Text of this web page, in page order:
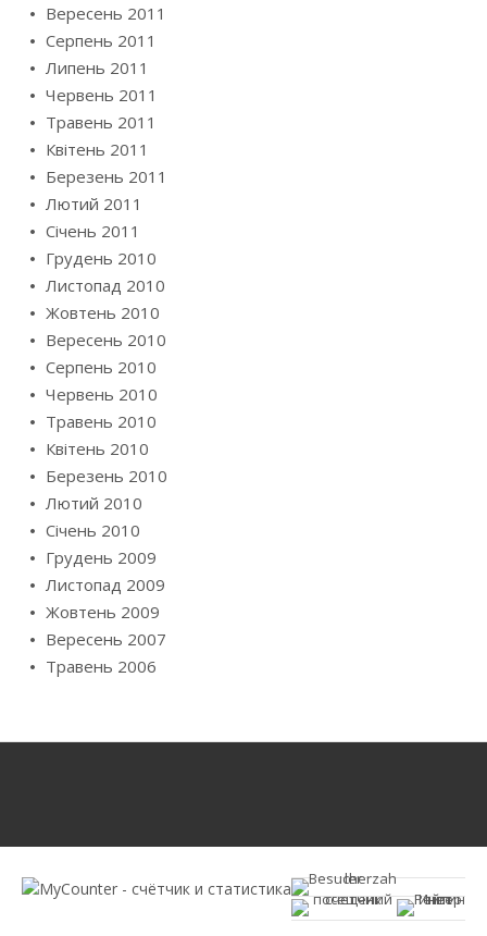
Вересень 2011
Серпень 2011
Липень 2011
Червень 2011
Травень 2011
Квітень 2011
Березень 2011
Лютий 2011
Січень 2011
Грудень 2010
Листопад 2010
Жовтень 2010
Вересень 2010
Серпень 2010
Червень 2010
Травень 2010
Квітень 2010
Березень 2010
Лютий 2010
Січень 2010
Грудень 2009
Листопад 2009
Жовтень 2009
Вересень 2007
Травень 2006